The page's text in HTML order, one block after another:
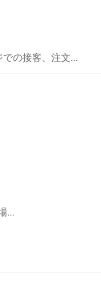
の接客、注文...
...